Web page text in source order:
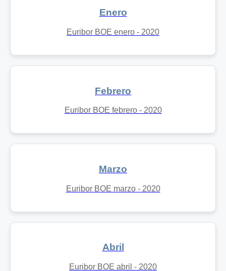
Enero
Euribor BOE enero - 2020
Febrero
Euribor BOE febrero - 2020
Marzo
Euribor BOE marzo - 2020
Abril
Euribor BOE abril - 2020